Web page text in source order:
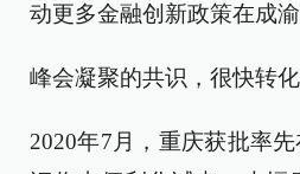
动更多金融创新政策在成渝
峰会凝聚的共识，很快转化
2020年7月，重庆获批率